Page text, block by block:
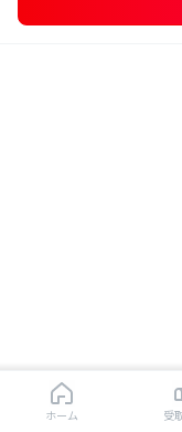
ホーム 受